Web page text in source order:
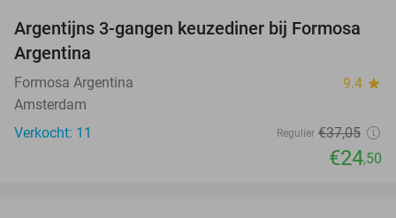
34%
NEW
TODAY
Argentijns 3-gangen keuzediner bij Formosa
Argentina
Formosa Argentina 9.4 star
Amsterdam
Verkocht: 11
Regulier €37,05
€24,50